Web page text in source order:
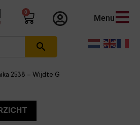
0
Menu
2538 – Wijdte G